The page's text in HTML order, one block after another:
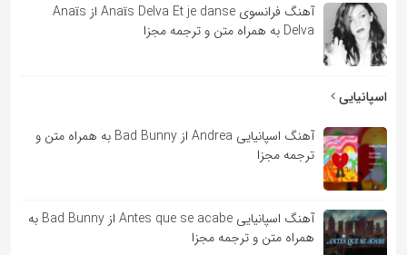
آهنگ فرانسوی Anaïs Delva Et je danse از Anaïs
Delva به همراه متن و ترجمه مجزا
اسپانیایی
آهنگ اسپانیایی Andrea از Bad Bunny به همراه متن و
ترجمه مجزا
آهنگ اسپانیایی Antes que se acabe از Bad Bunny به
همراه متن و ترجمه مجزا